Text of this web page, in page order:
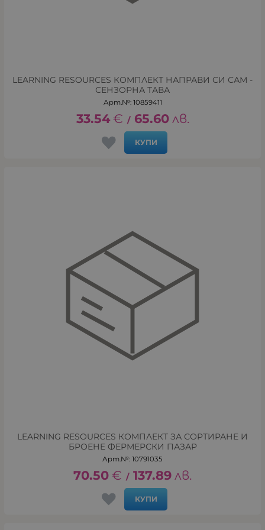
LEARNING RESOURCES КОМПЛЕКТ НАПРАВИ СИ САМ -
СЕНЗОРНА ТАВА
Арт.№: 10859411
33.54 € / 65.60 лв.
КУПИ
LEARNING RESOURCES КОМПЛЕКТ ЗА СОРТИРАНЕ И
БРОЕНЕ ФЕРМЕРСКИ ПАЗАР
Арт.№: 10791035
70.50 € / 137.89 лв.
КУПИ